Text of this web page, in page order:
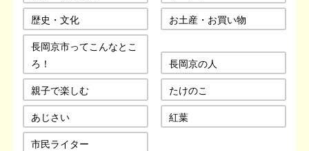
歴史・文化
お土産・お買い物
長岡京市ってこんなとこ
ろ！
長岡京の人
親子で楽しむ
たけのこ
あじさい
紅葉
市民ライター